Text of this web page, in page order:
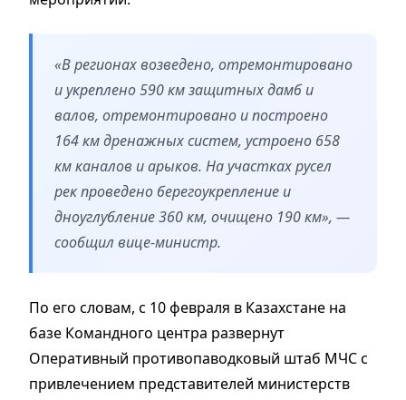
«В регионах возведено, отремонтировано
и укреплено 590 км защитных дамб и
валов, отремонтировано и построено
164 км дренажных систем, устроено 658
км каналов и арыков. На участках русел
рек проведено берегоукрепление и
дноуглубление 360 км, очищено 190 км», —
сообщил вице-министр.
По его словам, с 10 февраля в Казахстане на
базе Командного центра развернут
Оперативный противопаводковый штаб МЧС с
привлечением представителей министерств